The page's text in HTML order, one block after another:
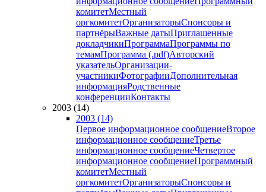
комитетМестный
оргкомитетОрганизаторыСпонсоры и
партнёрыВажные датыПриглашенные
докладчикиПрограммаПрограммы по
темамПрограмма (.pdf)Авторский
указательОрганизации-
участникиФотографииДополнительная
информацияРодственные
конференцииКонтакты
2003 (14)
2003 (14)
Первое информационное сообщениеВторое
информационное сообщениеТретье
информационное сообщениеЧетвертое
информационное сообщениеПрограммный
комитетМестный
оргкомитетОрганизаторыСпонсоры и